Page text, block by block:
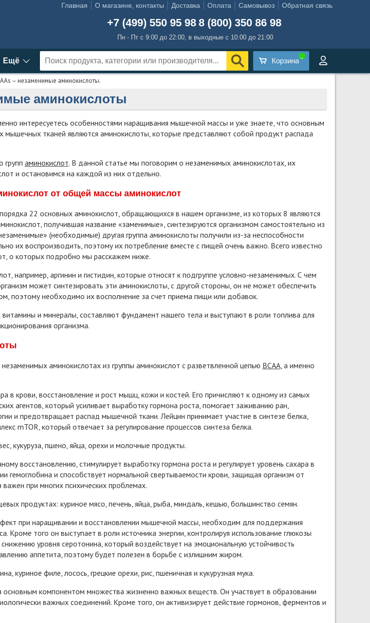
Главная О магазине, контакты Доставка Оплата Самовывоз Обратная связь
+7 (499) 550 95 98 8 (800) 350 86 98
Пн - Пт с 9:00 до 22:00, в выходные с 10:00 до 21:00
Ещё Корзина
– незаменимые аминокислоты.
аминокислоты
интересуетесь особенностями наращивания мышечной массы и уже знаете, что основным
тканей являются аминокислоты, которые представляют собой продукт распада
групп аминокислот. В данной статье мы поговорим о незаменимых аминокислотах, их
и остановимся на каждой из них отдельно.
от общей массы аминокислот
22 основных аминокислот, обращающихся в нашем организме, из которых 8 являются
получившая название «заменимые», синтезируются организмом самостоятельно из
(необходимые) другая группа аминокислоты получили из-за неспособности
их воспроизводить, поэтому их потребление вместе с пищей очень важно. Всего известно
о которых подробно мы расскажем ниже.
например, аргинин и гистидин, которые относят к подгруппе условно-незаменимых. С чем
может синтезировать эти аминокислоты, с другой стороны, он не может обеспечить
поэтому необходимо их восполнение за счет приема пищи или добавок.
и минералы, составляют фундамент нашего тела и выступают в роли топлива для
организма.
аминокислотах из группы аминокислот с разветвленной цепью BCAA, а именно
в крови, восстановление и рост мышц, кожи и костей. Его причисляют к одному из самых
агентов, который усиливает выработку гормона роста, помогает заживанию ран,
и предотвращает распад мышечной ткани. Лейцин принимает участие в синтезе белка,
mTOR, который отвечает за регулирование процессов синтеза белка.
кукуруза, пшено, яйца, орехи и молочные продукты.
восстановлению, стимулирует выработку гормона роста и регулирует уровень сахара в
гемоглобина и способствует нормальной свертываемости крови, защищая организм от
при многих психических проблемах.
продуктах: куриное мясо, печень, яйца, рыба, миндаль, кешью, большинство семян.
при наращивании и восстановлении мышечной массы, необходим для поддержания
Кроме того он выступает в роли источника энергии, контролируя использование глюкозы
уровня серотонина, который воздействует на эмоциональную устойчивость
аппетита, поэтому будет полезен в борьбе с излишним жиром.
куриное филе, лосось, грецкие орехи, рис, пшеничная и кукурузная мука.
основным компонентом множества жизненно важных веществ. Он участвует в образовании
важных соединений. Кроме того, он активизирует действие гормонов, ферментов и